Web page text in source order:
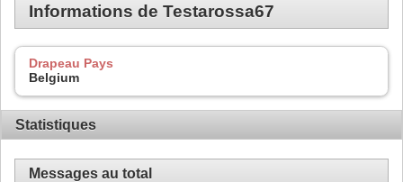
Informations de Testarossa67
Drapeau Pays
Belgium
Statistiques
Messages au total